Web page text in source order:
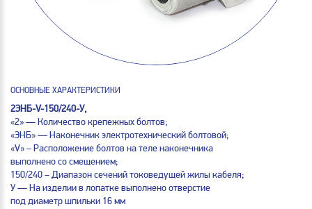
ОСНОВНЫЕ ХАРАКТЕРИСТИКИ
2ЭНБ-V-150/240-У,
«2» — Количество крепежных болтов;
«ЭНБ» — Наконечник электротехнический болтовой;
«V» – Расположение болтов на теле наконечника
выполнено со смещением;
150/240 – Диапазон сечений токоведущей жилы кабеля;
У — На изделии в лопатке выполнено отверстие
под диаметр шпильки 16 мм